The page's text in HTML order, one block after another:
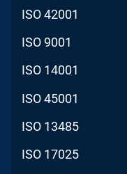
ISO 42001
ISO 9001
ISO 14001
ISO 45001
ISO 13485
ISO 17025